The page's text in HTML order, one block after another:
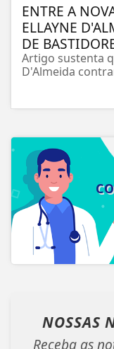
ENTRE A
ELLAYNE
DE
Artigo sustenta
D'Almeida
NOSSAS
Receba as